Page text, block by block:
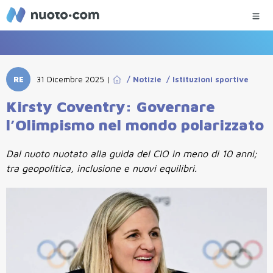
RE 31 Dicembre 2025 | / Notizie / Istituzioni sportive
Kirsty Coventry: Governare
l’Olimpismo nel mondo polarizzato
Dal nuoto nuotato alla guida del CIO in meno di 10 anni;
tra geopolitica, inclusione e nuovi equilibri.